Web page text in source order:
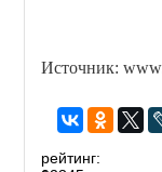
Источник:
рейтинг: